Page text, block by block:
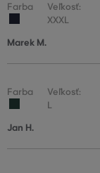
Farba
Veľkosť:
XXXL
Marek M.
Farba
Veľkosť:
L
Jan H.